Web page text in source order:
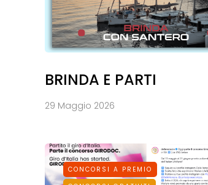
BRINDA E PARTI
29 Maggio 2026
CONCORSI A PREMIO